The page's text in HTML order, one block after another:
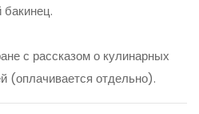
с рассказом о кулинарных
(оплачивается отдельно).